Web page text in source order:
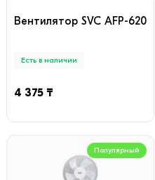
Вентилятор SVC AFP-620
Есть в наличии
4 375 ₸
Популярный